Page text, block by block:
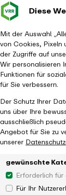
Diese
Mit der Auswahl
von Cookies, Pixeln
der Zugriffe auf
Wir personalisieren
Funktionen für
für Sie verbessern.
Der Schutz Ihrer
uns über Ihre
ausschließlich
Angebot für Sie zu
unserer
gewünschte
Erforderlich
Für Ihr
Startseite Der VRR
Fördermitteilung
So erreichen
Die Schlaue Nummer
(gebührenfrei aus